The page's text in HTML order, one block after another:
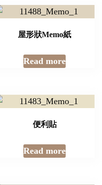
屋形狀Memo紙
Read more
便利貼
Read more